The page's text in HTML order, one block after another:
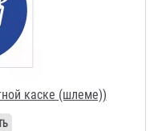
каске (шлеме))